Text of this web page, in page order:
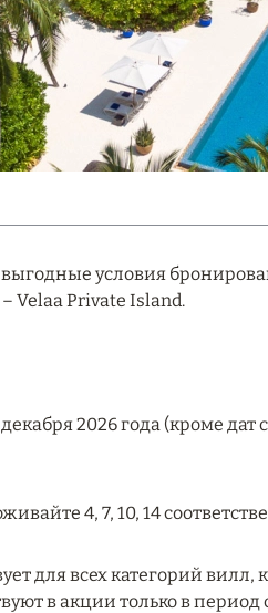
условия
Velaa Private Island.
2026 года (кроме дат с
4, 7, 10, 14
для всех категорий вилл,
в акции только в период